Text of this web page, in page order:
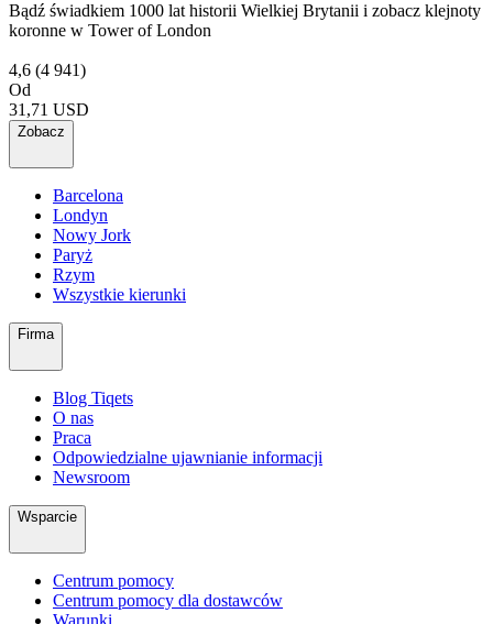
Bądź świadkiem 1000 lat historii Wielkiej Brytanii i zobacz klejnoty
koronne w Tower of London
4,6 (4 941)
Od
31,71 USD
Zobacz
Barcelona
Londyn
Nowy Jork
Paryż
Rzym
Wszystkie kierunki
Firma
Blog Tiqets
O nas
Praca
Odpowiedzialne ujawnianie informacji
Newsroom
Wsparcie
Centrum pomocy
Centrum pomocy dla dostawców